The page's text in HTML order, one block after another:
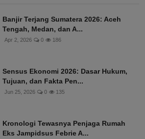
Banjir Terjang Sumatera 2026: Aceh
Tengah, Medan, dan A...
Apr 2, 2026 0 186
Sensus Ekonomi 2026: Dasar Hukum,
Tujuan, dan Fakta Pen...
Jun 25, 2026 0 135
Kronologi Tewasnya Penjaga Rumah
Eks Jampidsus Febrie A...